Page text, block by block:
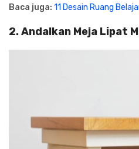
Baca juga: 11 Desain Ruang
2. Andalkan Meja Lipat